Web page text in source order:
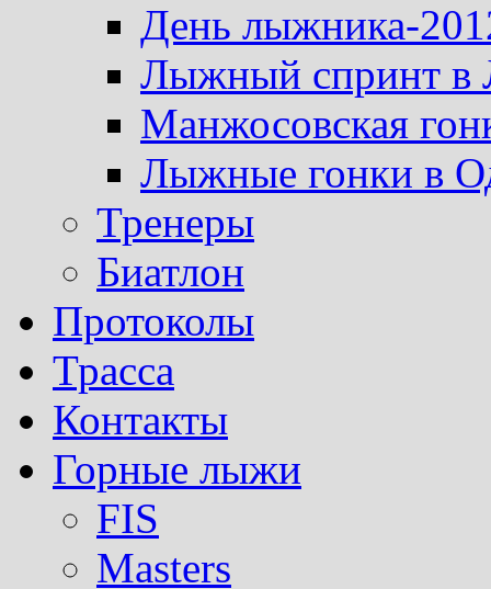
День лыжника-
Лыжный спринт в
Манжосовская
Лыжные гонки в
Тренеры
Биатлон
Протоколы
Трасса
Контакты
Горные лыжи
FIS
Masters